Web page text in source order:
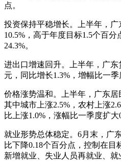
点。
投资保持平稳增长。上半年，
10.5%，高于年度目标1.5个百
24.3%。
进出口增速回升。上半年，广东
元，同比增长1.3%，增幅比一季
价格涨势温和。上半年，广东居
其中城市上涨2.5%，农村上涨
比上涨1.0%，涨幅比一季度扩大
就业形势总体稳定。6月末，广
比下降0.18个百分点，控制在
新增就业、失业人员再就业、